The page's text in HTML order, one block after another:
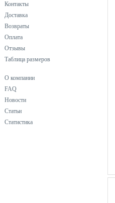
Контакты
Доставка
Возвраты
Оплата
Отзывы
Таблица размеров
О компании
FAQ
Новости
Статьи
Статистика